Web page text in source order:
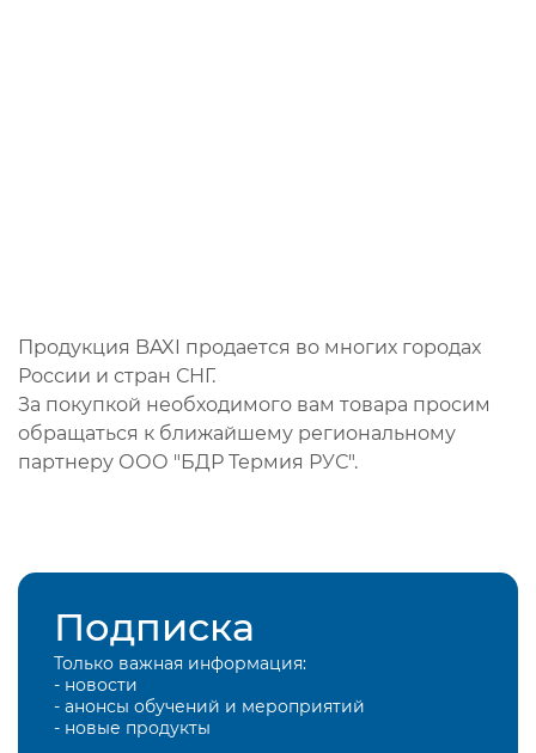
Продукция BAXI продается во многих городах
России и стран СНГ.
За покупкой необходимого вам товара просим
обращаться к ближайшему региональному
партнеру ООО "БДР Термия РУС".
Подписка
Только важная информация:
- новости
- анонсы обучений и мероприятий
- новые продукты